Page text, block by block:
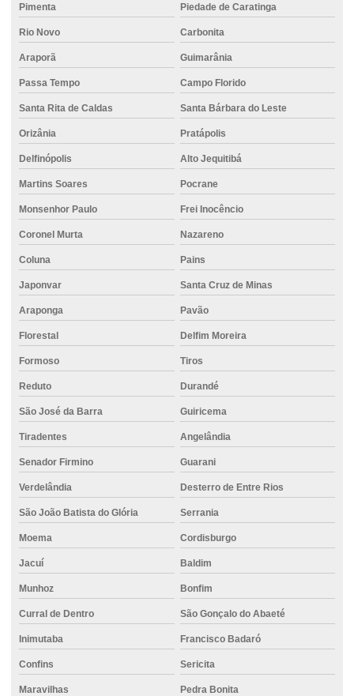
Locação de empilhadeira valor
Metro de concreto usinado
Metro concreto usinado valor
Perfuração de fundação
Perfuração de solo para fundação
Perfuratriz hélice contínua preço
Pisos de concreto para garagem
Projeto estrutural de fundação
Projeto de fundação
Projeto de fundação de casa
Projeto de fundação de edifício
Projeto de fundação estacas
Projeto de fundação de galpão
Projeto de fundação de muro
Projeto fundação obra
Projeto de fundações de máquinas
Saco cimento
Serviço de concreto usinado
Serviço de fundação
Valor do concreto usinado
Valor de locação de empilhadeira
Pimenta Piedade de Caratinga
Rio Novo Carbonita
Araporã Guimarânia
Passa Tempo Campo Florido
Santa Rita de Caldas Santa Bárbara do Leste
Orizânia Pratápolis
Delfinópolis Alto Jequitibá
Martins Soares Pocrane
Monsenhor Paulo Frei Inocêncio
Coronel Murta Nazareno
Coluna Pains
Japonvar Santa Cruz de Minas
Araponga Pavão
Florestal Delfim Moreira
Formoso Tiros
Reduto Durandé
São José da Barra Guiricema
Tiradentes Angelândia
Senador Firmino Guarani
Verdelândia Desterro de Entre Rios
São João Batista do Glória Serrania
Moema Cordisburgo
Jacuí Baldim
Munhoz Bonfim
Curral de Dentro São Gonçalo do Abaeté
Inimutaba Francisco Badaró
Confins Sericita
Maravilhas Pedra Bonita